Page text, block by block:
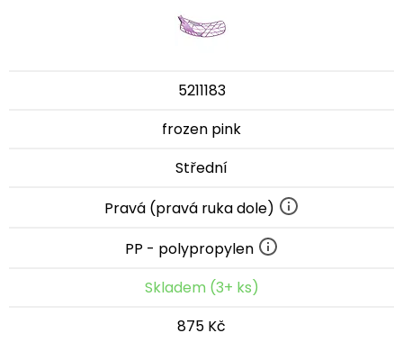
5211183
frozen pink
Střední
Pravá (pravá ruka dole)
PP - polypropylen
Skladem (3+ ks)
875 Kč